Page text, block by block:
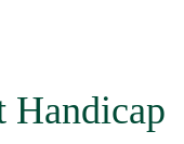
Handicap